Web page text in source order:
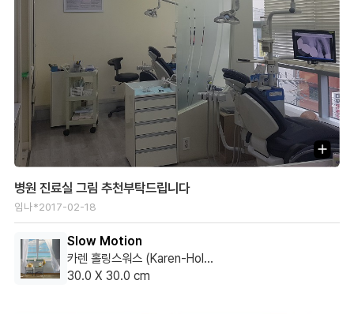
병원 진료실 그림 추천부탁드립니다
임나*2017-02-18
Slow Motion
카렌 홀링스워스 (Karen-Hollingsworth)
30.0 X 30.0 cm